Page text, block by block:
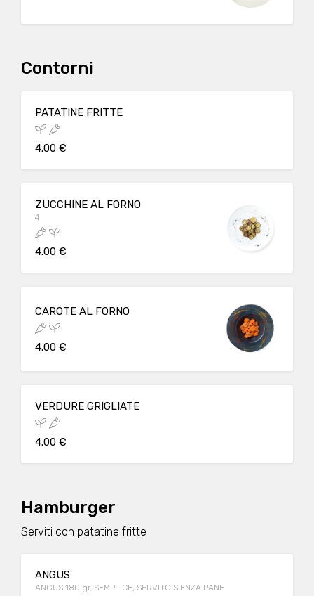
Contorni
PATATINE FRITTE
4.00 €
ZUCCHINE AL FORNO
4
4.00 €
CAROTE AL FORNO
4.00 €
VERDURE GRIGLIATE
4.00 €
Hamburger
Serviti con patatine fritte
ANGUS
ANGUS 180 gr, SEMPLICE, SERVITO S ENZA PANE